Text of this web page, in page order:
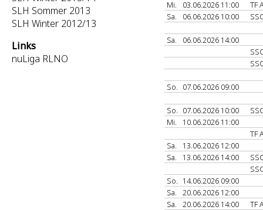
SLH Sommer 2013
SLH Winter 2012/13
Links
nuLiga RLNO
Mi.
03.06.2026 11:00
TF
Sa.
06.06.2026 10:00
Sa.
06.06.2026 14:00
So. 07.06.2026 09:00
So. 07.06.2026 10:00
Mi.
10.06.2026 11:00
TF
Sa.
13.06.2026 12:00
Sa.
13.06.2026 14:00
So. 14.06.2026 09:00
Sa.
20.06.2026 12:00
Sa.
20.06.2026 14:00
TF